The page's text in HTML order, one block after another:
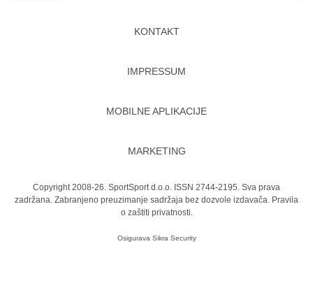
KONTAKT
IMPRESSUM
MOBILNE APLIKACIJE
MARKETING
Copyright 2008-26. SportSport d.o.o. ISSN 2744-2195. Sva prava
zadržana. Zabranjeno preuzimanje sadržaja bez dozvole izdavača. Pravila
o zaštiti privatnosti.
Osigurava Sikra Security